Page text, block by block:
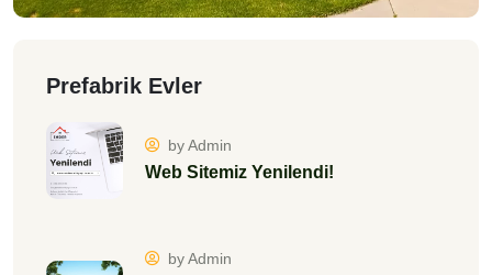
Prefabrik Evler
by Admin
Web Sitemiz Yenilendi!
by Admin